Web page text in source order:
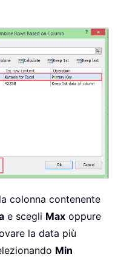
colonna contenente
e scegli Max oppure
la data più
Min